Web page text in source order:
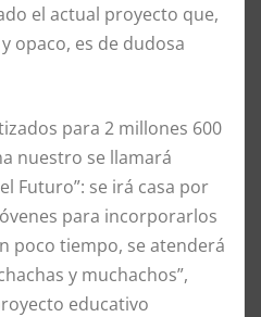
el actual proyecto que,
opaco, es de dudosa
para 2 millones 600
nuestro se llamará
Futuro”: se irá casa por
para incorporarlos
poco tiempo, se atenderá
y muchachos”,
educativo